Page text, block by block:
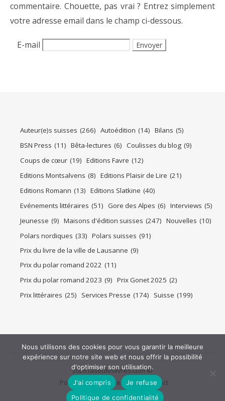
commentaire. Chouette, pas vrai ? Entrez simplement
votre adresse email dans le champ ci-dessous.
E-mail
Auteur(e)s suisses (266) Autoédition (14) Bilans (5)
BSN Press (11) Bêta-lectures (6) Coulisses du blog (9)
Coups de cœur (19) Editions Favre (12)
Editions Montsalvens (8) Editions Plaisir de Lire (21)
Editions Romann (13) Editions Slatkine (40)
Evénements littéraires (51) Gore des Alpes (6) Interviews (5)
Jeunesse (9) Maisons d'édition suisses (247) Nouvelles (10)
Polars nordiques (33) Polars suisses (91)
Prix du livre de la ville de Lausanne (9)
Prix du polar romand 2022 (11)
Prix du polar romand 2023 (9) Prix Gonet 2025 (2)
Prix littéraires (25) Services Presse (174) Suisse (199)
2026 tasouleslivres.com ©
Politique de confidentialité Contact
Nous utilisons des cookies pour vous garantir la meilleure
expérience sur notre site web et nous offrir la possibilité
d'optimiser son utilisation.
J'ai compris
Je refuse
Politique de confidentialité